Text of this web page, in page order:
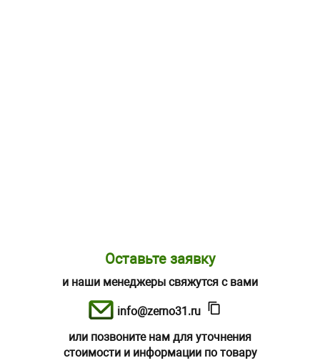
Оставьте заявку
и наши менеджеры свяжутся с вами
info@zerno31.ru
или позвоните нам для уточнения
стоимости и информации по товару